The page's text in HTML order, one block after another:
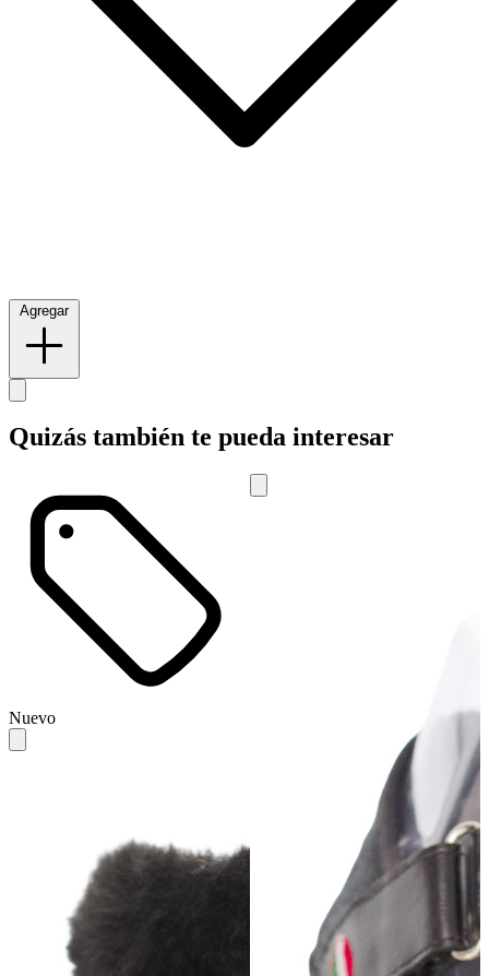
Agregar
Quizás también te pueda interesar
Nuevo